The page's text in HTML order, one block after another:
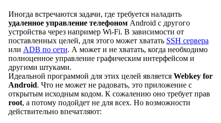
Иногда встречаются задачи, где требуется наладить
удаленное управление телефономAndroid с другого
устройства через например Wi-Fi. В зависимости от
поставленных целей, для этого может хватать SSH сервера
или ADB по сети. А может и не хватать, когда необходимо
полноценное управление графическим интерфейсом и
другими штуками.
Идеальной программой для этих целей является Webkey for
Android. Что не может не радовать, это приложение с
открытым исходным кодом. К сожалению оно требует прав
root, а потому подойдет не для всех. Но возможности
действительно впечатляют: